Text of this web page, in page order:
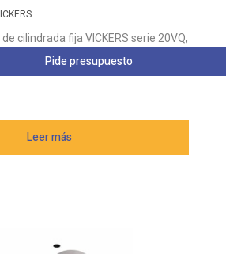
cilindrada fija VICKERS serie 20VQ,
Leer más
Pide presupuesto